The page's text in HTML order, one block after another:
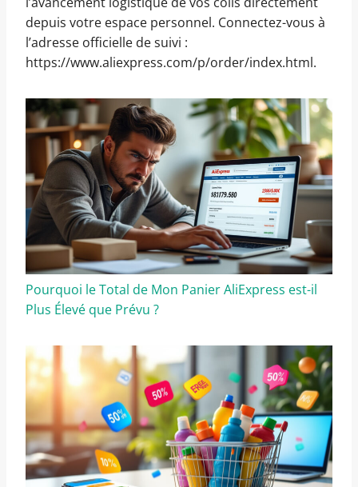
depuis votre espace personnel. Connectez-vous à
l’adresse officielle de suivi :
https://www.aliexpress.com/p/order/index.html.
Pourquoi le Total de Mon Panier AliExpress est-il
Plus Élevé que Prévu ?